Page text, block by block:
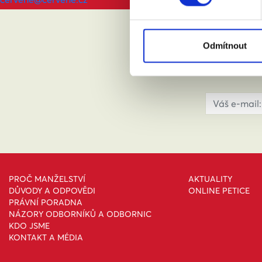
Odmítnout
PROČ MANŽELSTVÍ
DŮVODY A ODPOVĚDI
PRÁVNÍ PORADNA
NÁZORY ODBORNÍKŮ A ODBORNIC
KDO JSME
KONTAKT A MÉDIA
AKTUALITY
ONLINE PETICE